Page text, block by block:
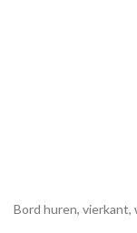
Bord huren,